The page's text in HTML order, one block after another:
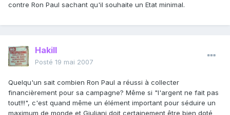
contre Ron Paul sachant qu'il souhaite un Etat minimal.
Hakill
Posté 19 mai 2007
Quelqu'un sait combien Ron Paul a réussi à collecter
financièrement pour sa campagne? Même si "l'argent ne fait pas
tout!!!", c'est quand même un élément important pour séduire un
maximum de monde et Giuliani doit certainement être bien doté